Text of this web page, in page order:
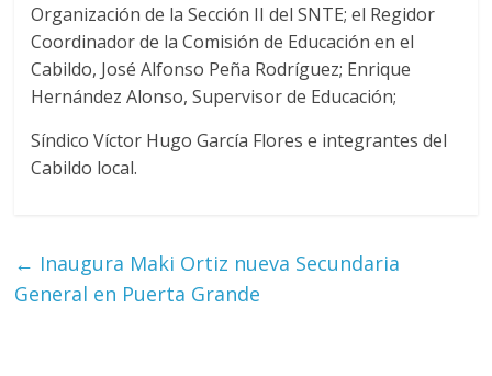
Organización de la Sección II del SNTE; el Regidor
Coordinador de la Comisión de Educación en el
Cabildo, José Alfonso Peña Rodríguez; Enrique
Hernández Alonso, Supervisor de Educación;
Síndico Víctor Hugo García Flores e integrantes del
Cabildo local.
← Inaugura Maki Ortiz nueva Secundaria
General en Puerta Grande